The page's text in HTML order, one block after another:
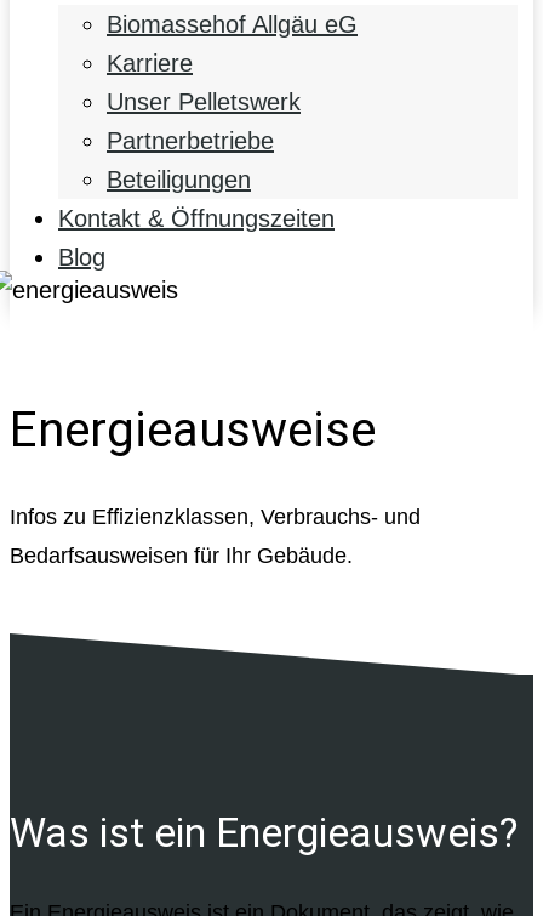
Biomassehof Allgäu eG
Karriere
Unser Pelletswerk
Partnerbetriebe
Beteiligungen
Kontakt & Öffnungszeiten
Blog
Energieausweise
Infos zu Effizienzklassen, Verbrauchs- und
Bedarfsausweisen für Ihr Gebäude.
Was ist ein Energieausweis?